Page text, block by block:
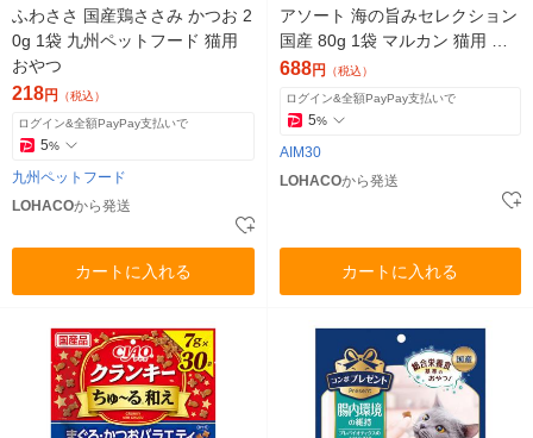
ふわささ 国産鶏ささみ かつお 2
0g 1袋 九州ペットフード 猫用
おやつ
218円 （税込）
ログイン&全額PayPay支払いで
5%
九州ペットフード
LOHACOから発送
カートに入れる
アソート 海の旨みセレクション
国産 80g 1袋 マルカン 猫用 お
やつ
688円 （税込）
ログイン&全額PayPay支払いで
5%
AIM30
LOHACOから発送
カートに入れる